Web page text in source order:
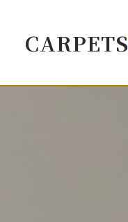
CARPETS